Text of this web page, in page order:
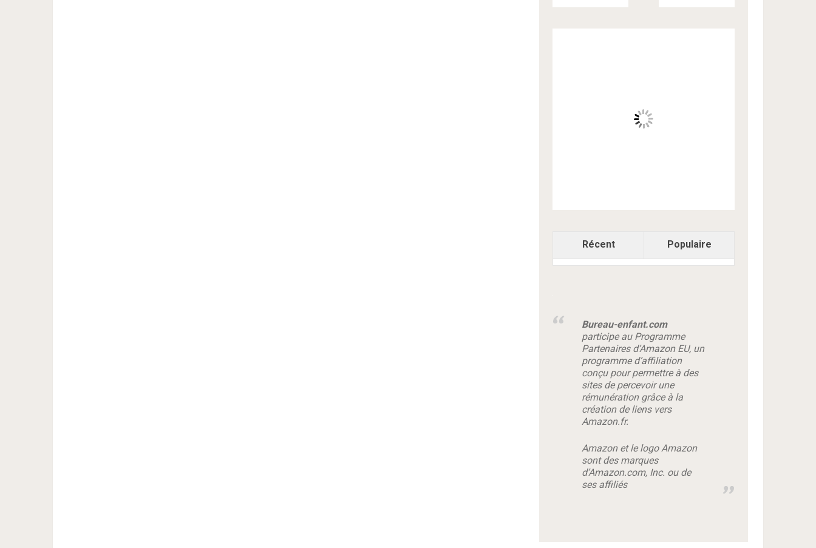
Récent Populaire
Bureau-enfant.com
participe au Programme
Partenaires d’Amazon EU, un
programme d’affiliation
conçu pour permettre à des
sites de percevoir une
rémunération grâce à la
création de liens vers
Amazon.fr.
Amazon et le logo Amazon
sont des marques
d’Amazon.com, Inc. ou de
ses affiliés